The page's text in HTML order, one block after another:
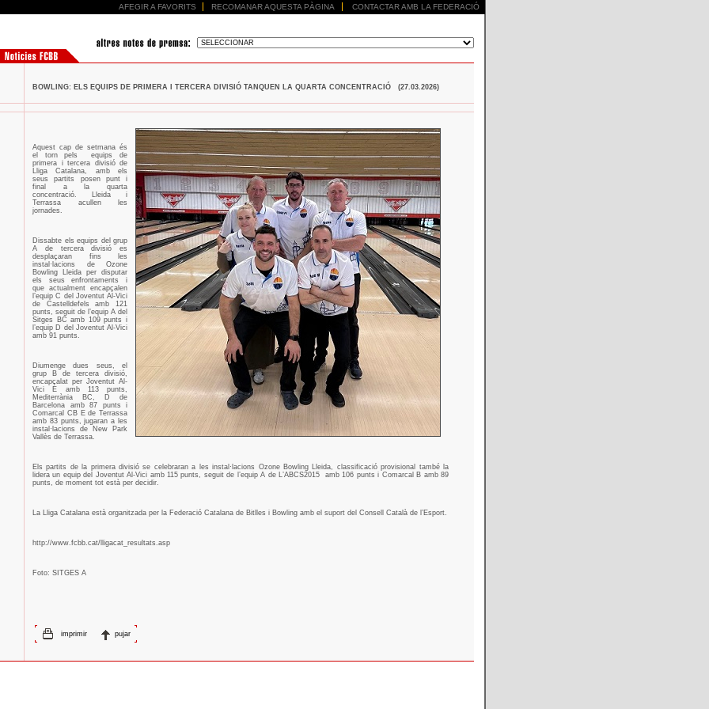
AFEGIR A FAVORITS RECOMANAR AQUESTA PÀGINA CONTACTAR AMB LA FEDERACIÓ
BOWLING: ELS EQUIPS DE PRIMERA I TERCERA DIVISIÓ TANQUEN LA QUARTA CONCENTRACIÓ (27.03.2026)
Aquest cap de setmana és
el torn pels
equips de
primera i tercera divisió de
Lliga Catalana, amb els
seus partits posen punt i
final a la quarta
concentració. Lleida i
Terrassa acullen les
jornades.
Dissabte els equips del grup
A de tercera divisió es
desplaçaran fins les
instal·lacions de Ozone
Bowling Lleida per disputar
els seus enfrontaments i
que actualment encapçalen
l’equip C del Joventut Al-Vici
de Castelldefels amb 121
punts, seguit de l’equip A del
Sitges BC amb 109 punts i
l’equip D del Joventut Al-Vici
amb 91 punts.
Diumenge dues seus, el
grup B de tercera divisió,
encapçalat per Joventut Al-
Vici E amb 113 punts,
Mediterrània BC, D de
Barcelona amb 87 punts i
Comarcal CB E de Terrassa
amb 83 punts, jugaran a les
instal·lacions de New Park
Vallès de Terrassa.
Els partits de la primera divisió se celebraran a les instal·lacions Ozone Bowling Lleida, classificació provisional també la
lidera un equip del Joventut Al-Vici amb 115 punts, seguit de l’equip A de L’ABCS2015
amb 106 punts i Comarcal B amb 89
punts, de moment tot està per decidir.
La Lliga Catalana està organitzada per la Federació Catalana de Bitlles i Bowling amb el suport del Consell Català de l’Esport.
http://www.fcbb.cat/lligacat_resultats.asp
Foto: SITGES A
imprimir pujar